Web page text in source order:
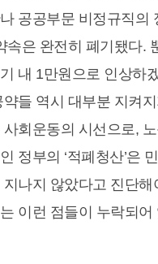
공공부문 비정규직의
속은 완전히 폐기됐다.
내 1만원으로 인상하
들 역시 대부분 지켜
회운동의 시선으로,
정부의 ‘적폐청산’은
나지 않았다고 진단해
이런 점들이 누락되어